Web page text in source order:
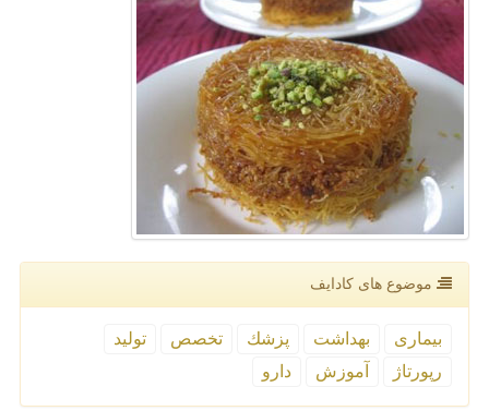
موضوع های كادایف
بیماری بهداشت پزشك تخصص
تولید
رپورتاژ
آموزش دارو